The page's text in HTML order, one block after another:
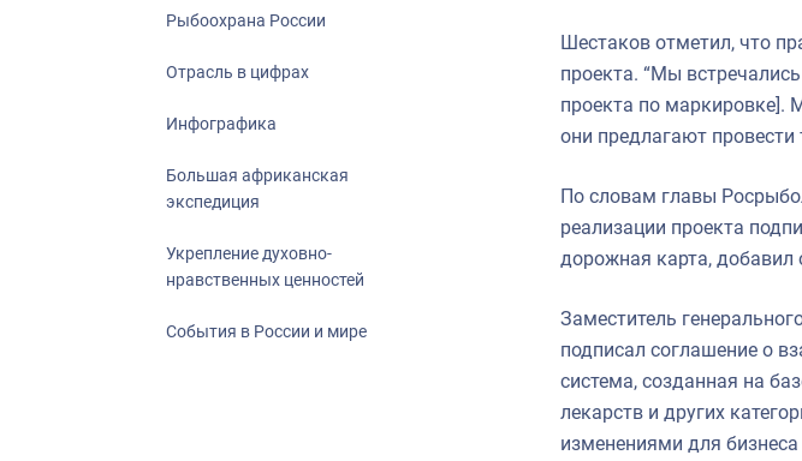
Рыбоохрана России
Отрасль в цифрах
Инфографика
Большая африканская
экспедиция
Укрепление духовно-
нравственных ценностей
События в России и мире
Шестаков отметил, что
проекта. “Мы
проекта по маркировке].
они предлагают
По словам главы
реализации проекта
дорожная карта, добавил
Заместитель
подписал соглашение о
система, созданная на
лекарств и других
изменениями для